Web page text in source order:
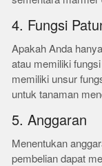
4. Fungsi
Apakah Anda
atau memiliki
memiliki unsur
untuk tanaman
5. Anggaran
Menentukan
pembelian dapat